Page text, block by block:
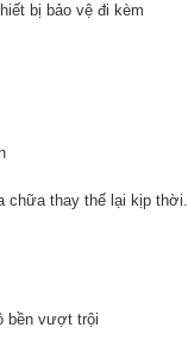
bị bảo vệ đi kèm
chữa thay thế lại kịp thời.
bền vượt trội